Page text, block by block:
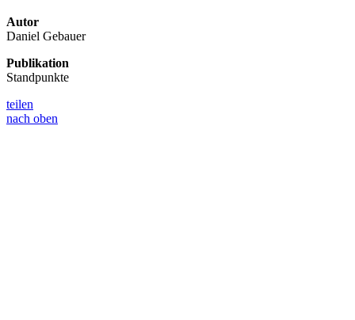
Autor
Daniel Gebauer
Publikation
Standpunkte
teilen
nach oben